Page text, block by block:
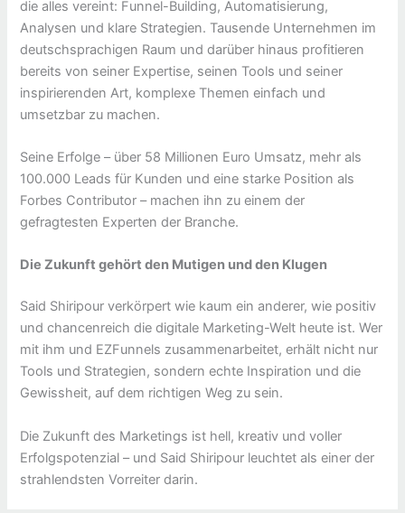
die alles vereint: Funnel-Building, Automatisierung,
Analysen und klare Strategien. Tausende Unternehmen im
deutschsprachigen Raum und darüber hinaus profitieren
bereits von seiner Expertise, seinen Tools und seiner
inspirierenden Art, komplexe Themen einfach und
umsetzbar zu machen.
Seine Erfolge – über 58 Millionen Euro Umsatz, mehr als
100.000 Leads für Kunden und eine starke Position als
Forbes Contributor – machen ihn zu einem der
gefragtesten Experten der Branche.
Die Zukunft gehört den Mutigen und den Klugen
Said Shiripour verkörpert wie kaum ein anderer, wie positiv
und chancenreich die digitale Marketing-Welt heute ist. Wer
mit ihm und EZFunnels zusammenarbeitet, erhält nicht nur
Tools und Strategien, sondern echte Inspiration und die
Gewissheit, auf dem richtigen Weg zu sein.
Die Zukunft des Marketings ist hell, kreativ und voller
Erfolgspotenzial – und Said Shiripour leuchtet als einer der
strahlendsten Vorreiter darin.